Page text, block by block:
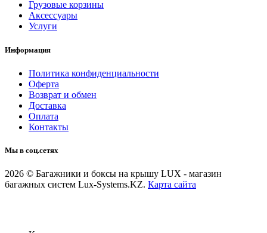
Грузовые корзины
Аксессуары
Услуги
Информация
Политика конфиденциальности
Оферта
Возврат и обмен
Доставка
Оплата
Контакты
Мы в соц.сетях
2026 © Багажники и боксы на крышу LUX - магазин
багажных систем Lux-Systems.KZ. Карта сайта